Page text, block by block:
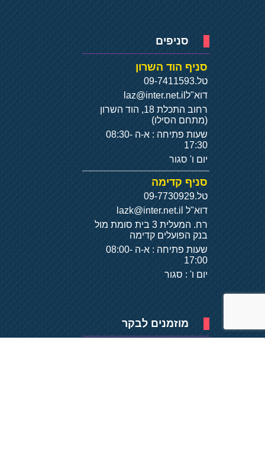
סניפים
סניף הוד השרון
טל.09-7411593
דוא"ל laz@inter.net.il
רחוב התכלת 18, הוד השרון
(מתחם הסילו)
שעות פתיחה : א-ה 08:30-
17:30
יום ו' סגור
סניף קדימה
טל.09-7730929
דוא"ל
רח. המעלית 3 בית סומת מול
בנק הפועלים קדימה
שעות פתיחה : א-ה 08:00-
17:00
יום ו' : סגור
מוזמנים לבקר